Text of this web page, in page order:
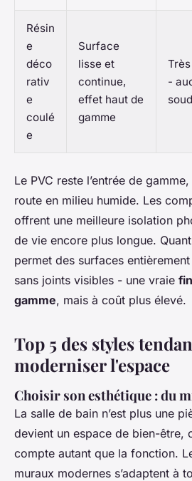
Résin
e
déco
rativ
e
coulé
e
Surface
lisse et
continue,
effet haut de
gamme
-
Le PVC reste l’entrée de
route en milieu humide. Les
offrent une meilleure isolation
de vie encore plus longue.
permet des surfaces
sans joints visibles - une vraie
gamme, mais à coût plus élevé.
Top 5 des styles
moderniser l'espace
Choisir son esthétique : du
La salle de bain n’est plus une
devient un espace de bien-être,
compte autant que la fonction.
muraux modernes s’adaptent à